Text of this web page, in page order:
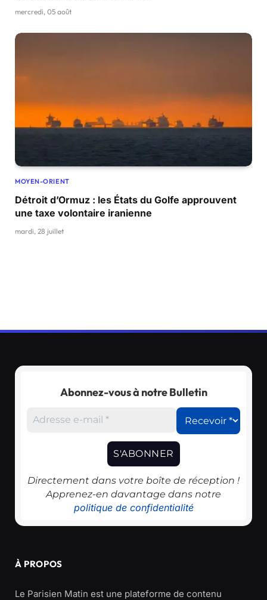
mercredi, 05 août
MOYEN-ORIENT
Détroit d’Ormuz : les États du Golfe approuvent
une taxe volontaire iranienne
mardi, 28 juillet
Abonnez-vous à notre Bulletin
Directement dans votre boîte de réception !
Apprenez-en davantage dans notre
politique de confidentialité
À PROPOS
Le Parisien Matin est une plateforme de contenu